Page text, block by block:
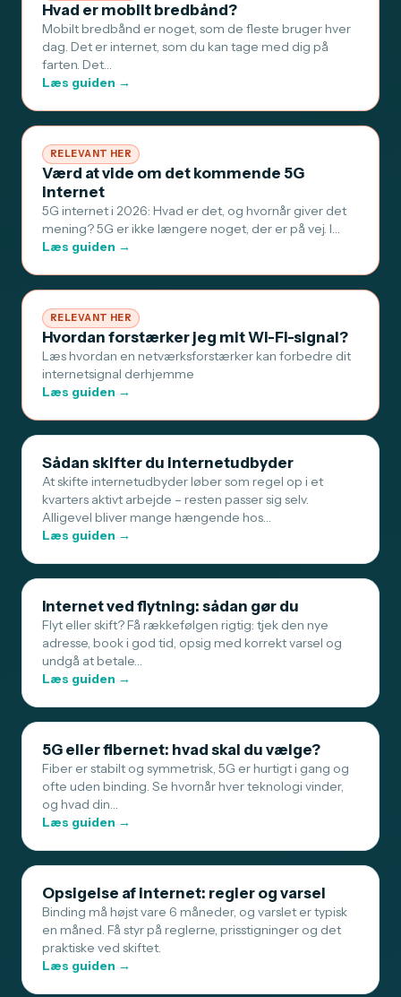
Hvad er mobilt bredbånd?
Mobilt bredbånd er noget, som de fleste bruger hver
dag. Det er internet, som du kan tage med dig på
farten. Det…
Læs guiden →
RELEVANT HER
Værd at vide om det kommende 5G
internet
5G internet i 2026: Hvad er det, og hvornår giver det
mening? 5G er ikke længere noget, der er på vej. I…
Læs guiden →
RELEVANT HER
Hvordan forstærker jeg mit Wi-Fi-signal?
Læs hvordan en netværksforstærker kan forbedre dit
internetsignal derhjemme
Læs guiden →
Sådan skifter du internetudbyder
At skifte internetudbyder løber som regel op i et
kvarters aktivt arbejde – resten passer sig selv.
Alligevel bliver mange hængende hos…
Læs guiden →
Internet ved flytning: sådan gør du
Flyt eller skift? Få rækkefølgen rigtig: tjek den nye
adresse, book i god tid, opsig med korrekt varsel og
undgå at betale…
Læs guiden →
5G eller fibernet: hvad skal du vælge?
Fiber er stabilt og symmetrisk, 5G er hurtigt i gang og
ofte uden binding. Se hvornår hver teknologi vinder,
og hvad din…
Læs guiden →
Opsigelse af internet: regler og varsel
Binding må højst vare 6 måneder, og varslet er typisk
en måned. Få styr på reglerne, prisstigninger og det
praktiske ved skiftet.
Læs guiden →